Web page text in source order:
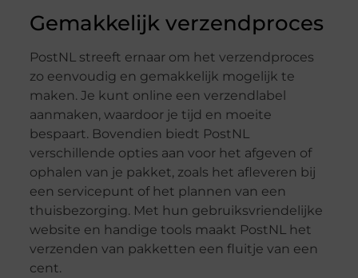
Gemakkelijk verzendproces
PostNL streeft ernaar om het verzendproces
zo eenvoudig en gemakkelijk mogelijk te
maken. Je kunt online een verzendlabel
aanmaken, waardoor je tijd en moeite
bespaart. Bovendien biedt PostNL
verschillende opties aan voor het afgeven of
ophalen van je pakket, zoals het afleveren bij
een servicepunt of het plannen van een
thuisbezorging. Met hun gebruiksvriendelijke
website en handige tools maakt PostNL het
verzenden van pakketten een fluitje van een
cent.